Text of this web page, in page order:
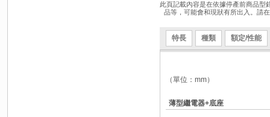
此頁記載內容是在依據停產前商品型
品等，可能會和現狀有所出入。請
特長 種類 額定/性能
（單位：mm）
薄型繼電器+底座